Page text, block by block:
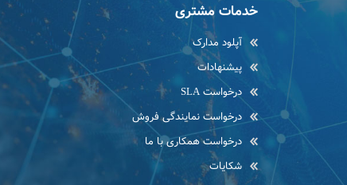
خدمات مشتری
آپلود مدارک
پیشنهادات
درخواست SLA
درخواست نمایندگی فروش
درخواست همکاری با ما
شکایات